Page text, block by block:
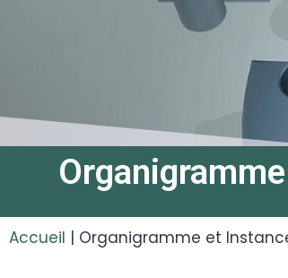
Accueil | Organigramme et